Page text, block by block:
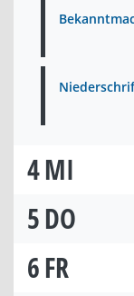
4MI
5DO
6FR